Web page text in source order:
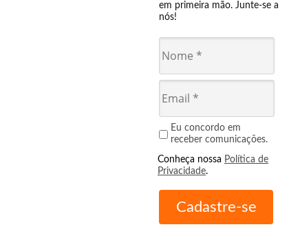
em primeira mão. Junte-se a
nós!
Eu concordo em
receber comunicações.
Conheça nossa Política de
Privacidade.